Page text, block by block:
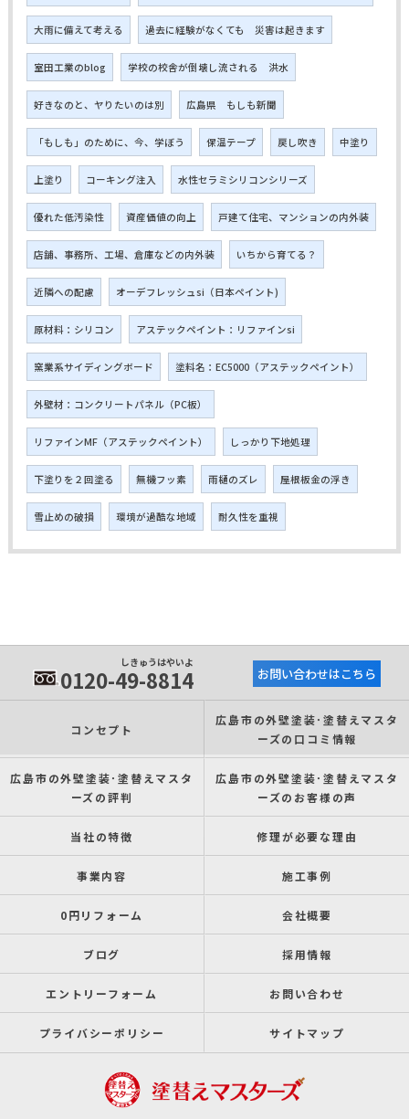
大雨に備えて考える 過去に経験がなくても 災害は起きます
室田工業のblog 学校の校舎が倒壊し流される 洪水
好きなのと、ヤりたいのは別 広島県 もしも新聞
「もしも」のために、今、学ぼう 保温テープ 戻し吹き 中塗り
上塗り コーキング注入 水性セラミシリコンシリーズ
優れた低汚染性 資産価値の向上 戸建て住宅、マンションの内外装
店舗、事務所、工場、倉庫などの内外装 いちから育てる？
近隣への配慮 オーデフレッシュsi（日本ペイント)
原材料：シリコン アステックペイント：リファインsi
窯業系サイディングボード 塗料名：EC5000（アステックペイント）
外壁材：コンクリートパネル（PC板）
リファインMF（アステックペイント） しっかり下地処理
下塗りを２回塗る 無機フッ素 雨樋のズレ 屋根板金の浮き
雪止めの破損 環境が過酷な地域 耐久性を重視
しきゅうはやいよ
0120-49-8814 お問い合わせはこちら
コンセプト
広島市の外壁塗装･塗替えマスタ
ーズの口コミ情報
広島市の外壁塗装･塗替えマスタ
ーズの評判
広島市の外壁塗装･塗替えマスタ
ーズのお客様の声
当社の特徴 修理が必要な理由
事業内容 施工事例
0円リフォーム 会社概要
ブログ 採用情報
エントリーフォーム お問い合わせ
プライバシーポリシー サイトマップ